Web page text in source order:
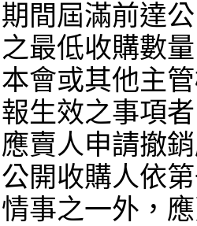
期間屆滿前達
之最低收購數
本會或其他主
報生效之事項
應賣人申請撤
公開收購人依
情事之一外，